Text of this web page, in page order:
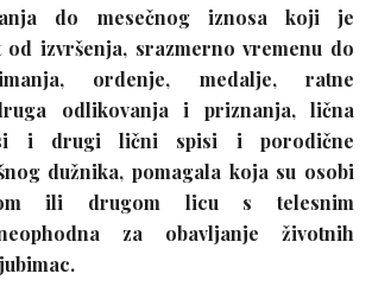
do mesečnog iznosa koji je
od izvršenja, srazmerno vremenu do
ordenje, medalje, ratne
odlikovanja i priznanja, lična
i drugi lični spisi i porodične
dužnika, pomagala koja su osobi
ili drugom licu s telesnim
za obavljanje životnih